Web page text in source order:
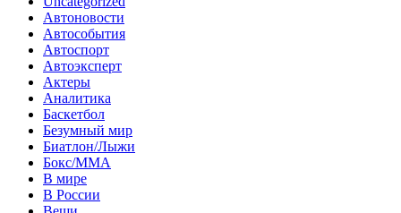
Автоновости
Автособытия
Автоспорт
Автоэксперт
Актеры
Аналитика
Баскетбол
Безумный мир
Биатлон/Лыжи
Бокс/MMA
В мире
В России